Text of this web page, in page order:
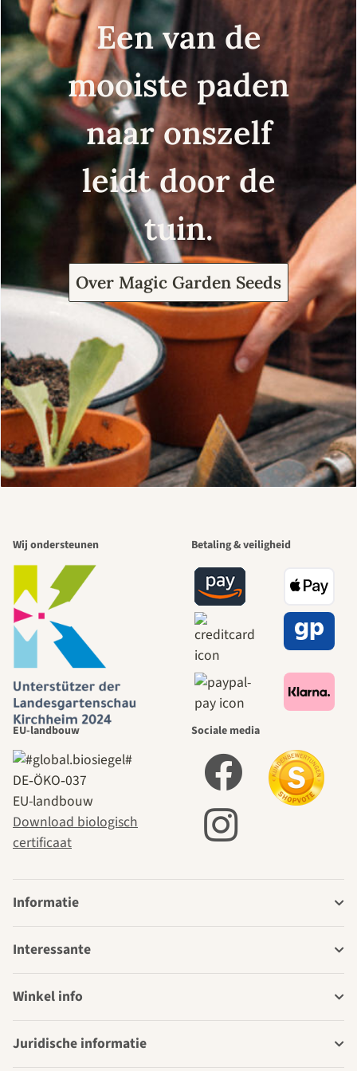
Een van de
mooiste paden
naar onszelf
leidt door de
tuin.
Over Magic Garden Seeds
Wij ondersteunen Betaling & veiligheid
EU-landbouw
DE‑ÖKO‑037
EU-landbouw
Download biologisch
certificaat
Sociale media
Informatie
Interessante
Winkel info
Juridische informatie